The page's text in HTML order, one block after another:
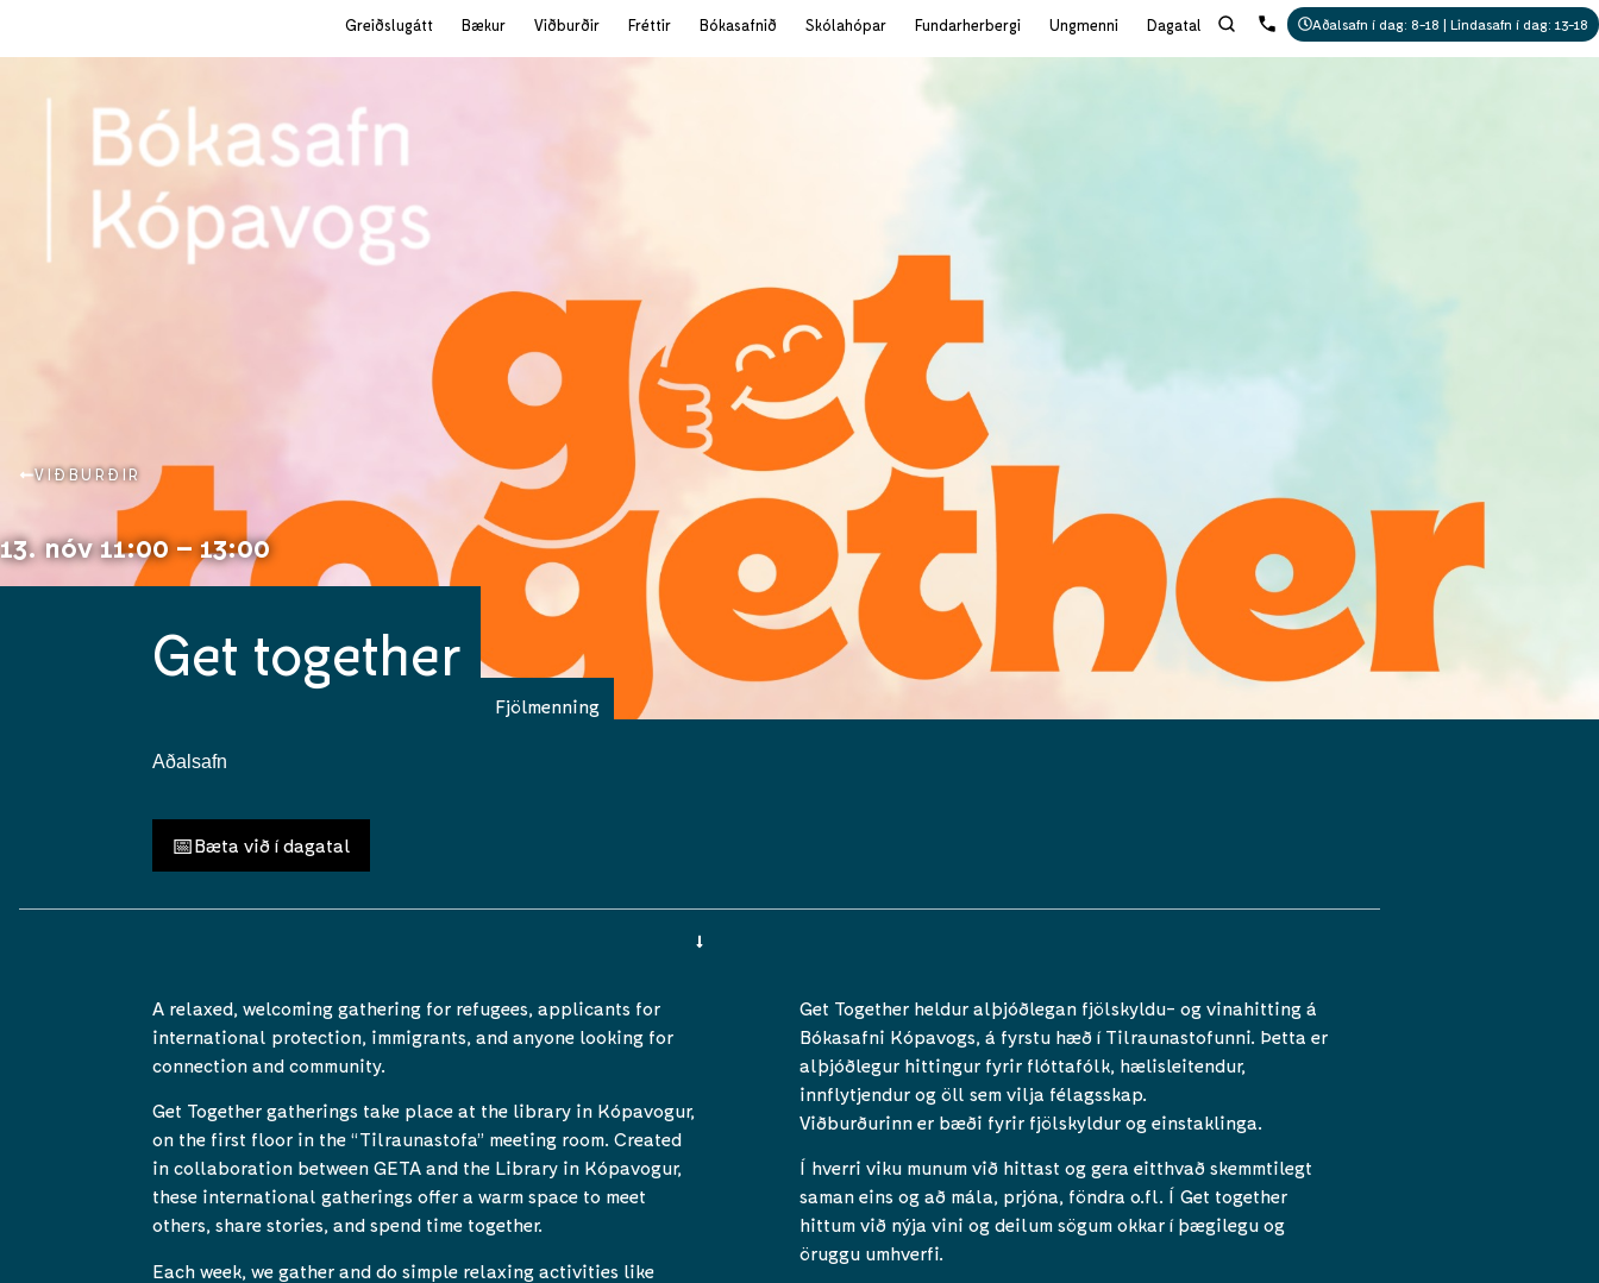
Greiðslugátt Bækur Viðburðir Fréttir Bókasafnið Skólahópar Fundarherbergi Ungmenni Dagatal Aðalsafn í dag: 8-18 | Lindasafn í dag: 13-18
VIÐBURÐIR
13. nóv 11:00 – 13:00
Get together
Fjölmenning
Aðalsafn
📅Bæta við í dagatal
A relaxed, welcoming gathering for refugees, applicants for
international protection, immigrants, and anyone looking for
connection and community.
Get Together gatherings take place at the library in Kópavogur,
on the first floor in the “Tilraunastofa” meeting room. Created
in collaboration between GETA and the Library in Kópavogur,
these international gatherings offer a warm space to meet
others, share stories, and spend time together.
Each week, we gather and do simple relaxing activities like
Get Together heldur alþjóðlegan fjölskyldu- og vinahitting á
Bókasafni Kópavogs, á fyrstu hæð í Tilraunastofunni. Þetta er
alþjóðlegur hittingur fyrir flóttafólk, hælisleitendur,
innflytjendur og öll sem vilja félagsskap.
Viðburðurinn er bæði fyrir fjölskyldur og einstaklinga.
Í hverri viku munum við hittast og gera eitthvað skemmtilegt
saman eins og að mála, prjóna, föndra o.fl. Í Get together
hittum við nýja vini og deilum sögum okkar í þægilegu og
öruggu umhverfi.